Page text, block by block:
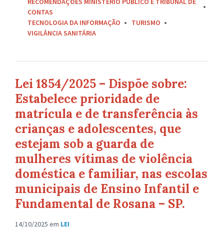
CONTAS
TECNOLOGIA DA INFORMAÇÃO
TURISMO
VIGILÂNCIA SANITÁRIA
Lei 1854/2025 – Dispõe sobre:
Estabelece prioridade de
matrícula e de transferência às
crianças e adolescentes, que
estejam sob a guarda de
mulheres vítimas de violência
doméstica e familiar, nas escolas
municipais de Ensino Infantil e
Fundamental de Rosana – SP.
14/10/2025 em LEI